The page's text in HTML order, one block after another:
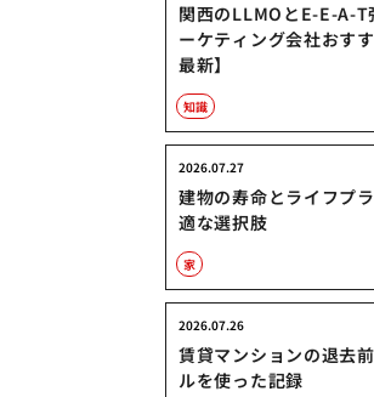
関西のLLMOとE-E-A-T
ーケティング会社おす
最新】
知識
建物の寿命とライフプ
適な選択肢
2026.07.27
家
賃貸マンションの退去
ルを使った記録
2026.07.26